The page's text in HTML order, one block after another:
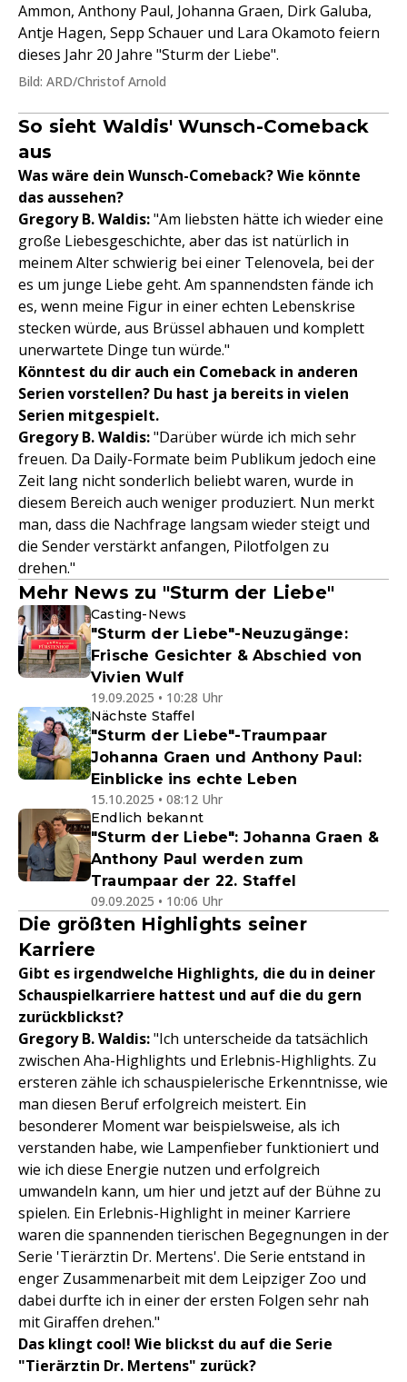
Ammon, Anthony Paul, Johanna Graen, Dirk Galuba,
Antje Hagen, Sepp Schauer und Lara Okamoto feiern
dieses Jahr 20 Jahre "Sturm der Liebe".
Bild: ARD/Christof Arnold
So sieht Waldis' Wunsch-Comeback
aus
Was wäre dein Wunsch-Comeback? Wie könnte
das aussehen?
Gregory B. Waldis:"Am liebsten hätte ich wieder eine
große Liebesgeschichte, aber das ist natürlich in
meinem Alter schwierig bei einer Telenovela, bei der
es um junge Liebe geht. Am spannendsten fände ich
es, wenn meine Figur in einer echten Lebenskrise
stecken würde, aus Brüssel abhauen und komplett
unerwartete Dinge tun würde."
Könntest du dir auch ein Comeback in anderen
Serien vorstellen? Du hast ja bereits in vielen
Serien mitgespielt.
Gregory B. Waldis:"Darüber würde ich mich sehr
freuen. Da Daily-Formate beim Publikum jedoch eine
Zeit lang nicht sonderlich beliebt waren, wurde in
diesem Bereich auch weniger produziert. Nun merkt
man, dass die Nachfrage langsam wieder steigt und
die Sender verstärkt anfangen, Pilotfolgen zu
drehen."
Mehr News zu "Sturm der Liebe"
Casting-News
"Sturm der Liebe"-Neuzugänge:
Frische Gesichter & Abschied von
Vivien Wulf
19.09.2025 • 10:28 Uhr
Nächste Staffel
"Sturm der Liebe"-Traumpaar
Johanna Graen und Anthony Paul:
Einblicke ins echte Leben
15.10.2025 • 08:12 Uhr
Endlich bekannt
"Sturm der Liebe": Johanna Graen &
Anthony Paul werden zum
Traumpaar der 22. Staffel
09.09.2025 • 10:06 Uhr
Die größten Highlights seiner
Karriere
Gibt es irgendwelche Highlights, die du in deiner
Schauspielkarriere hattest und auf die du gern
zurückblickst?
Gregory B. Waldis:"Ich unterscheide da tatsächlich
zwischen Aha-Highlights und Erlebnis-Highlights. Zu
ersteren zähle ich schauspielerische Erkenntnisse, wie
man diesen Beruf erfolgreich meistert. Ein
besonderer Moment war beispielsweise, als ich
verstanden habe, wie Lampenfieber funktioniert und
wie ich diese Energie nutzen und erfolgreich
umwandeln kann, um hier und jetzt auf der Bühne zu
spielen. Ein Erlebnis-Highlight in meiner Karriere
waren die spannenden tierischen Begegnungen in der
Serie 'Tierärztin Dr. Mertens'. Die Serie entstand in
enger Zusammenarbeit mit dem Leipziger Zoo und
dabei durfte ich in einer der ersten Folgen sehr nah
mit Giraffen drehen."
Das klingt cool! Wie blickst du auf die Serie
"Tierärztin Dr. Mertens" zurück?